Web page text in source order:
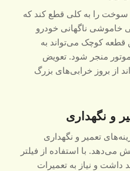
سوخت را به کلی قطع کند که
خاموشی ناگهانی خودرو
قطعه کوچک می‌تواند به
منجر شود. تعویض
از بروز خرابی‌های بزرگ
تعمیر و نگهداری
می‌دهد. با استفاده از فیلتر
داشت و نیاز به تعمیرات